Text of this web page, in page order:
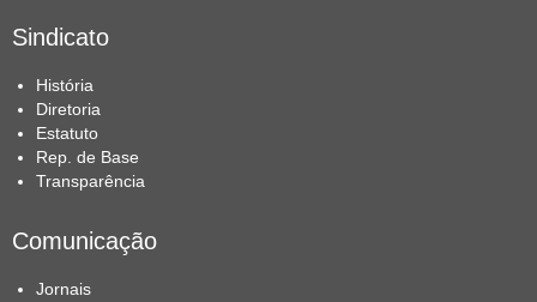
Sindicato
História
Diretoria
Estatuto
Rep. de Base
Transparência
Comunicação
Jornais